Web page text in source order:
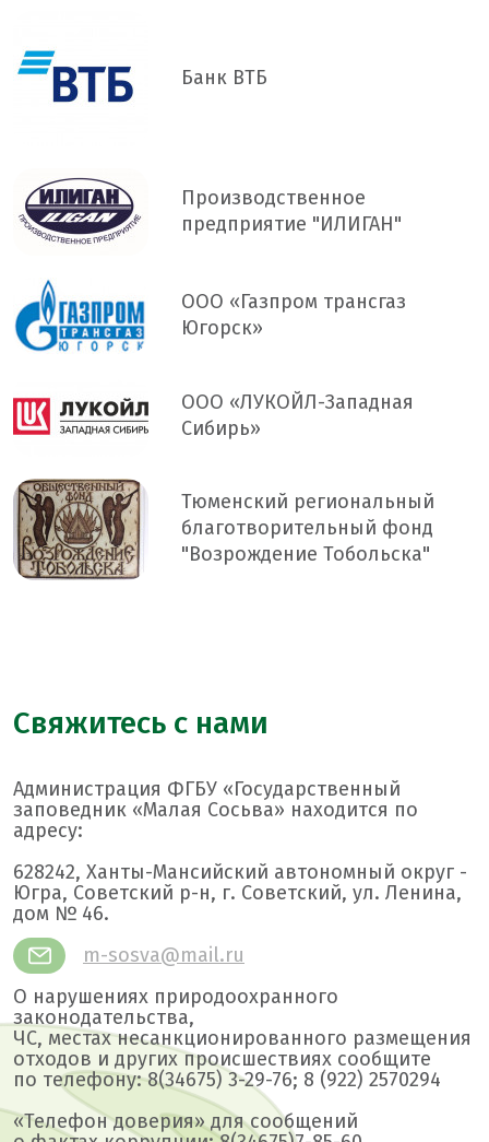
Банк ВТБ
Производственное
предприятие "ИЛИГАН"
ООО «Газпром трансгаз
Югорск»
ООО «ЛУКОЙЛ-Западная
Сибирь»
Тюменский региональный
благотворительный фонд
"Возрождение Тобольска"
Свяжитесь с нами
Администрация ФГБУ «Государственный
заповедник «Малая Сосьва» находится по
адресу:
628242, Ханты-Мансийский автономный округ -
Югра, Советский р-н, г. Советский, ул. Ленина,
дом № 46.
m-sosva@mail.ru
О нарушениях природоохранного
законодательства,
ЧС, местах несанкционированного размещения
отходов и других происшествиях сообщите
по телефону: 8(34675) 3-29-76; 8 (922) 2570294
«Телефон доверия» для сообщений